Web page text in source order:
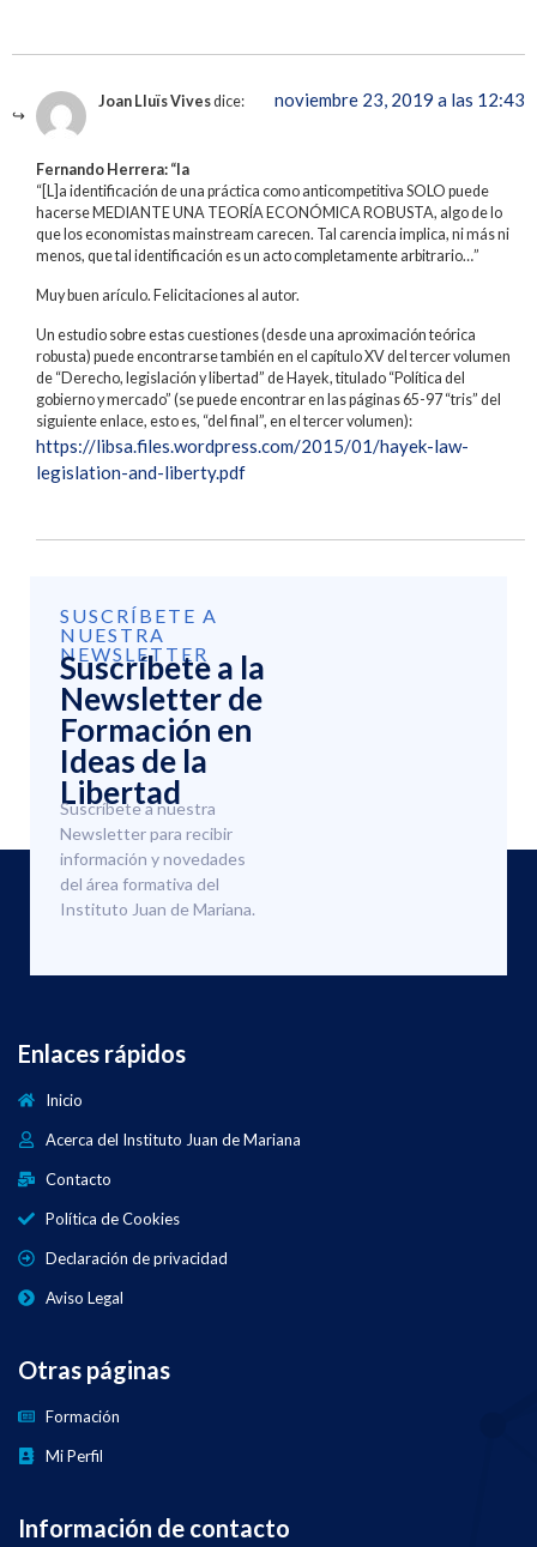
Joan Lluïs Vivesdice: noviembre 23, 2019 a las 12:43
Fernando Herrera: “la
“[L]a identificación de una práctica como anticompetitiva SOLO puede
hacerse MEDIANTE UNA TEORÍA ECONÓMICA ROBUSTA, algo de lo
que los economistas mainstream carecen. Tal carencia implica, ni más ni
menos, que tal identificación es un acto completamente arbitrario…”
Muy buen arículo. Felicitaciones al autor.
Un estudio sobre estas cuestiones (desde una aproximación teórica
robusta) puede encontrarse también en el capítulo XV del tercer volumen
de “Derecho, legislación y libertad” de Hayek, titulado “Política del
gobierno y mercado” (se puede encontrar en las páginas 65-97 “tris” del
siguiente enlace, esto es, “del final”, en el tercer volumen):
https://libsa.files.wordpress.com/2015/01/hayek-law-
legislation-and-liberty.pdf
SUSCRÍBETE A
NUESTRA
NEWSLETTER
Suscríbete a la
Newsletter de
Formación en
Ideas de la
Libertad
Suscríbete a nuestra
Newsletter para recibir
información y novedades
del área formativa del
Instituto Juan de Mariana.
Enlaces rápidos
Inicio
Acerca del Instituto Juan de Mariana
Contacto
Política de Cookies
Declaración de privacidad
Aviso Legal
Otras páginas
Formación
Mi Perfil
Información de contacto